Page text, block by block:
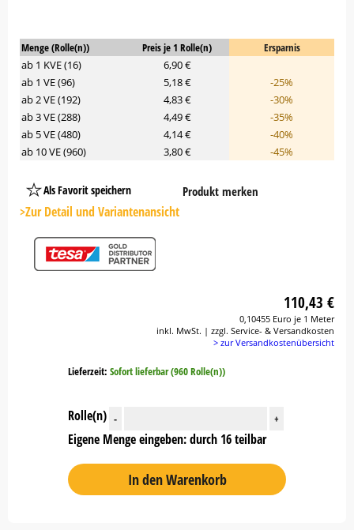
Menge (Rolle(n)) Preis je 1 Rolle(n)
Ersparnis
ab 1 KVE (16)
6,90 €
ab 1 VE (96)
5,18 €
-25%
ab 2 VE (192)
4,83 €
-30%
ab 3 VE (288)
4,49 €
-35%
ab 5 VE (480)
4,14 €
-40%
ab 10 VE (960)
3,80 € -45%
Als Favorit speichern
Platzhalter
Button
Produkt merken
>Zur Detail und Variantenansicht
110,43 €
0,10455 Euro je 1 Meter
inkl. MwSt. | zzgl. Service- & Versandkosten
> zur Versandkostenübersicht
Lieferzeit: Sofort lieferbar (960 Rolle(n))
Rolle(n) - +
Eigene Menge eingeben: durch 16 teilbar
In den Warenkorb